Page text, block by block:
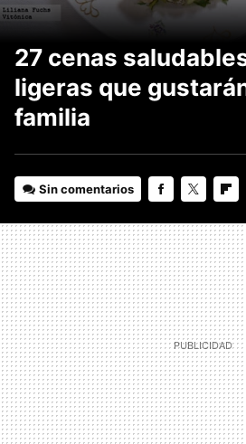
27 cenas
ligeras que
familia
Sin comentarios